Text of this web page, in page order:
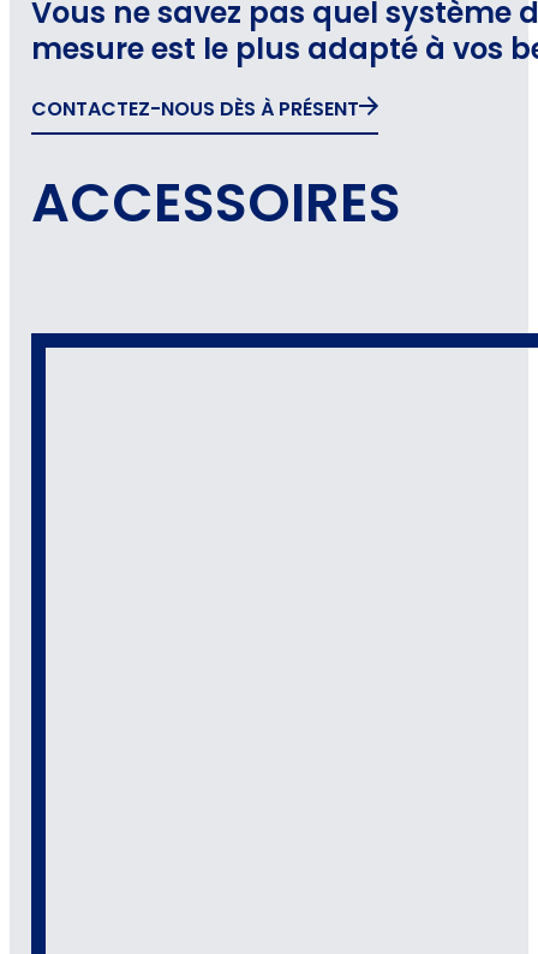
Vous ne savez pas quel système
mesure est le plus adapté à vos
CONTACTEZ-NOUS DÈS À PRÉSENT
ACCESSOIRES